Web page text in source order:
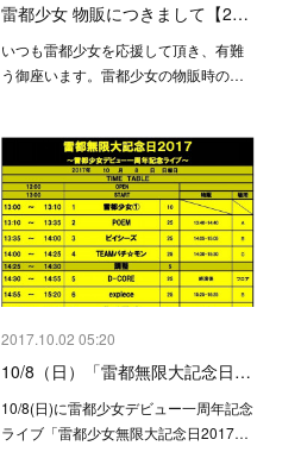
雷都少女 物販につきまして【2…
いつも雷都少女を応援して頂き、有難
う御座います。雷都少女の物販時の…
2017.10.02 05:20
10/8（日）「雷都無限大記念日…
10/8(日)に雷都少女デビュー一周年記念
ライブ「雷都少女無限大記念日2017…